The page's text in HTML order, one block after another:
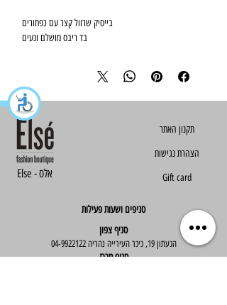
בייסיק שרוול קצר עם כפתורים
בד ריבס מושלם ונעים
Else - אלס
תקנון האתר​​
הצהרת נגישות
Gift card
סניפים ושעות פעילות
סניף צפון
הגעתון 19, כיכר העירייה נהריה 04-9922122
סניף מרכז